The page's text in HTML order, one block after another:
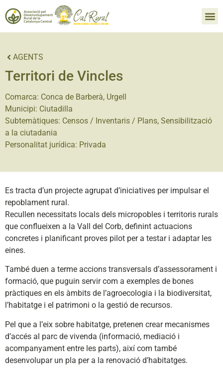
AGENTS
Territori de Vincles
Comarca: Conca de Barberà, Urgell
Municipi: Ciutadilla
Subtemàtiques: Censos / Inventaris / Plans, Sensibilització
a la ciutadania
Personalitat jurídica: Privada
Es tracta d’un projecte agrupat d’iniciatives per impulsar el
repoblament rural.
Recullen necessitats locals dels micropobles i territoris rurals
que conflueixen a la Vall del Corb, definint actuacions
concretes i planificant proves pilot per a testar i adaptar les
eines.
També duen a terme accions transversals d’assessorament i
formació, que puguin servir com a exemples de bones
pràctiques en els àmbits de l’agroecologia i la biodiversitat,
l’habitatge i el patrimoni o la gestió de recursos.
Pel que a l’eix sobre habitatge, pretenen crear mecanismes
d’accés al parc de vivenda (informació, mediació i
acompanyament entre les parts), així com també
desenvolupar un pla per a la renovació d’habitatges.